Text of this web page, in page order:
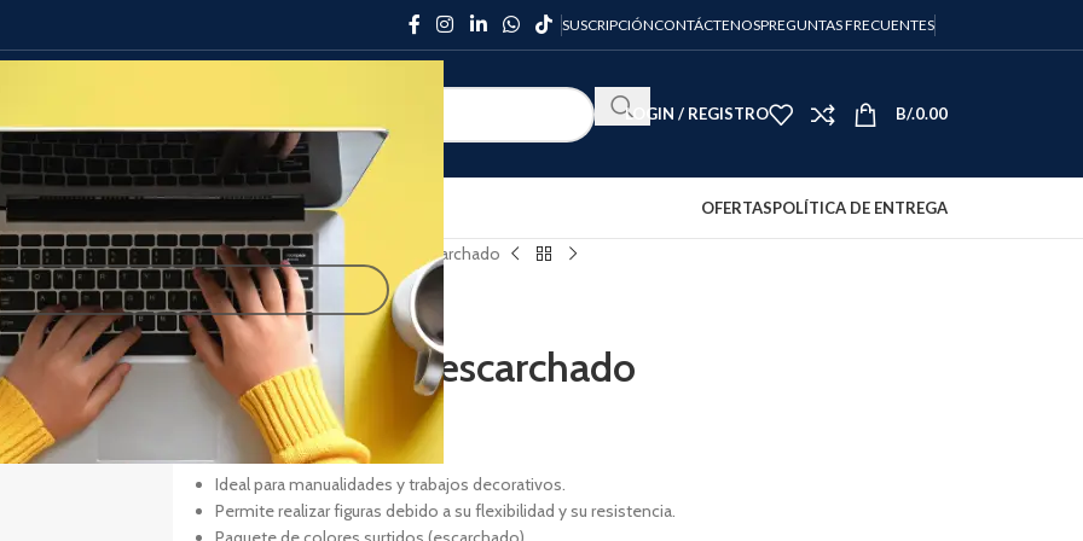
SUSCRIPCIÓNCONTÁCTENOSPREGUNTAS FRECUENTES
LOGIN / REGISTRO B/.0.00
OFERTASPOLÍTICA DE ENTREGA
Inicio Escolar Papel foami escarchado
Studmark
Papel foami escarchado
B/. 4.50
Ideal para manualidades y trabajos decorativos.
Permite realizar figuras debido a su flexibilidad y su resistencia.